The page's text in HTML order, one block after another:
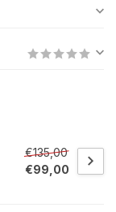
€135,00
€99,00